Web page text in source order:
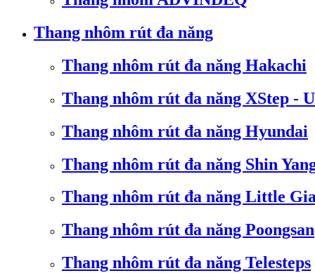
Thang nhôm rút đa năng
Thang nhôm rút đa năng Hakachi
Thang nhôm rút đa năng XStep -
Thang nhôm rút đa năng Hyundai
Thang nhôm rút đa năng Shin
Thang nhôm rút đa năng Little
Thang nhôm rút đa năng Poongsan
Thang nhôm rút đa năng Telesteps